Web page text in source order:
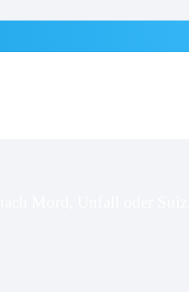
Mord, Unfall oder